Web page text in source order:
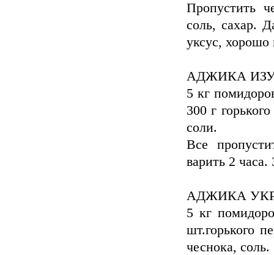
Пропустить
соль, сахар.
уксус, хорошо
АДЖИКА
5 кг
300 г
соли.
Все
варить 2
АДЖИКА
5 кг
шт.горького
чеснока, соль.